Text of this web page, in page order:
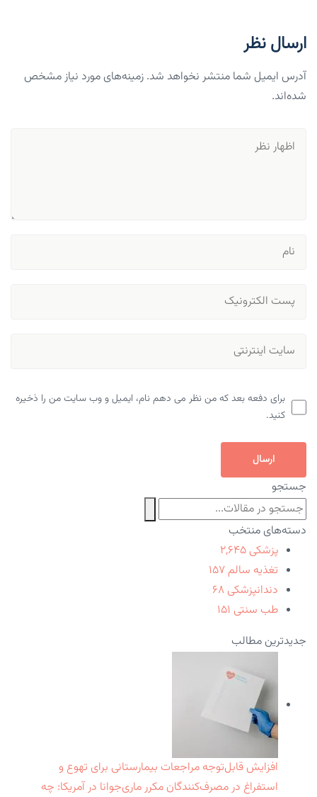
ارسال نظر
آدرس ایمیل شما منتشر نخواهد شد. زمینه‌های مورد نیاز مشخص
شده‌اند.
برای دفعه بعد که من نظر می دهم نام، ایمیل و وب سایت من را ذخیره
کنید.
ارسال
جستجو
دسته‌های منتخب
پزشکی ۲,۶۴۵
تغذیه سالم ۱۵۷
دندانپزشکی ۶۸
طب سنتی ۱۵۱
جدیدترین مطالب
افزایش قابل‌توجه مراجعات بیمارستانی برای تهوع و
استفراغ در مصرف‌کنندگان مکرر ماری‌جوانا در آمریکا: چه